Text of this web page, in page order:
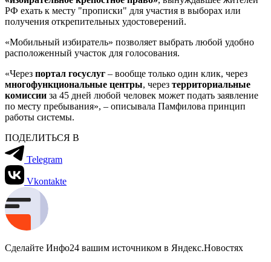
РФ ехать к месту "прописки" для участия в выборах или
получения открепительных удостоверений.
«Мобильный избиратель» позволяет выбрать любой удобно
расположенный участок для голосования.
«Через портал госуслуг – вообще только один клик, через
многофункциональные центры, через территориальные
комиссии за 45 дней любой человек может подать заявление
по месту пребывания», – описывала Памфилова принцип
работы системы.
ПОДЕЛИТЬСЯ В
Telegram
Vkontakte
Сделайте Инфо24 вашим источником в Яндекс.Новостях